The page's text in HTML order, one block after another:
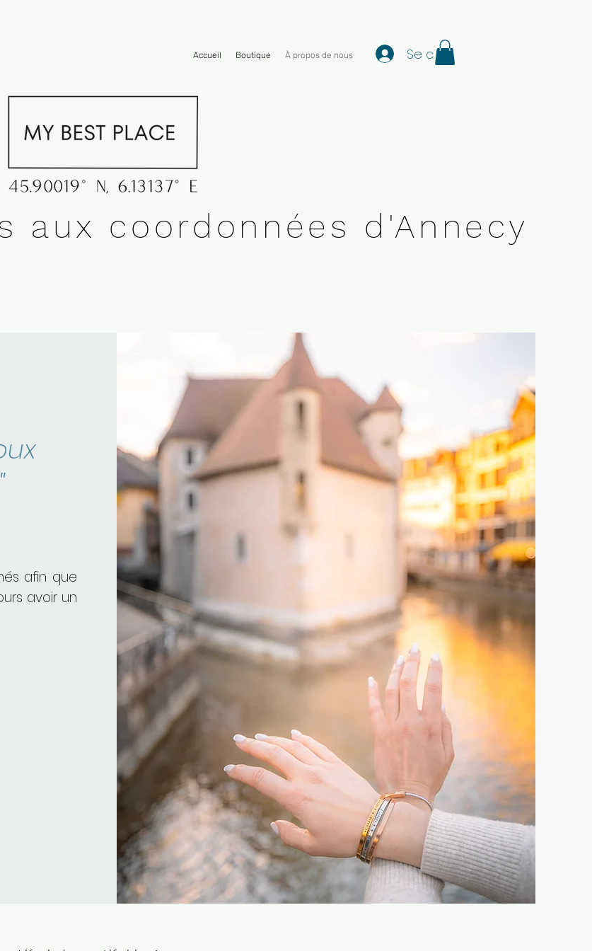
Accueil Boutique À propos de nous Se connecter
aux coordonnées d'Annecy
afin que
avoir un